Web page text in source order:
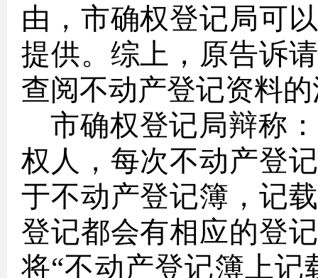
由，市确权登记局可
提供。综上，原告诉
查阅不动产登记资料
市确权登记局辩称
权人，每次不动产登
于不动产登记簿，记
登记都会有相应的登
将“不动产登记簿上记